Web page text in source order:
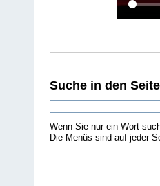
Suche in den
Wenn Sie nur ein Wort
Die Menüs sind auf jeder